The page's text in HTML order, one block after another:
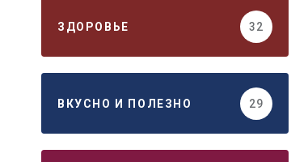
ЗДОРОВЬЕ 32
ВКУСНО И ПОЛЕЗНО 29